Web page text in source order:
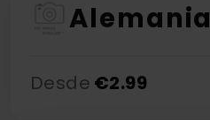
Alemania
Desde €2.99